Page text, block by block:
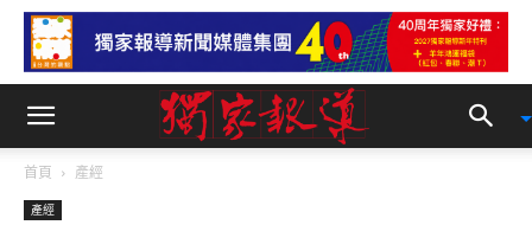
首頁 產經
產經